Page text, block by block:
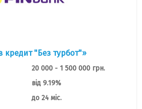
кредит "Без турбот"»
20 000 - 1 500 000 грн.
від 9.19%
до 24 міс.